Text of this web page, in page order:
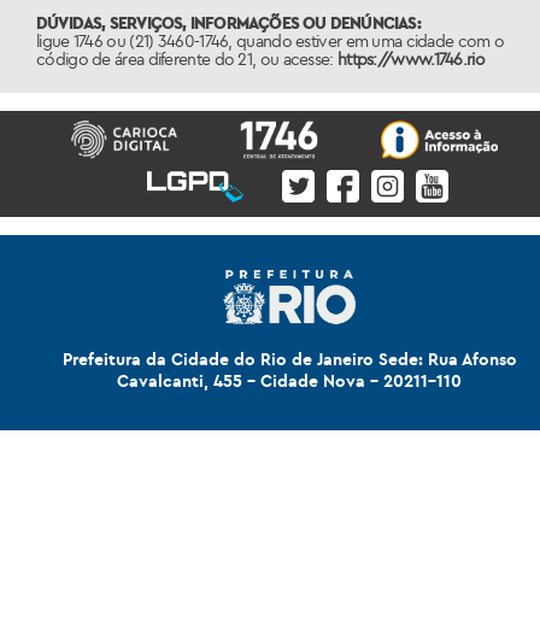
DÚVIDAS, SERVIÇOS, INFORMAÇÕES OU DENÚNCIAS:
ligue 1746 ou (21) 3460-1746, quando estiver em uma cidade com o
código de área diferente do 21, ou acesse: https://www.1746.rio
Prefeitura da Cidade do Rio de Janeiro Sede: Rua Afonso
Cavalcanti, 455 - Cidade Nova - 20211-110